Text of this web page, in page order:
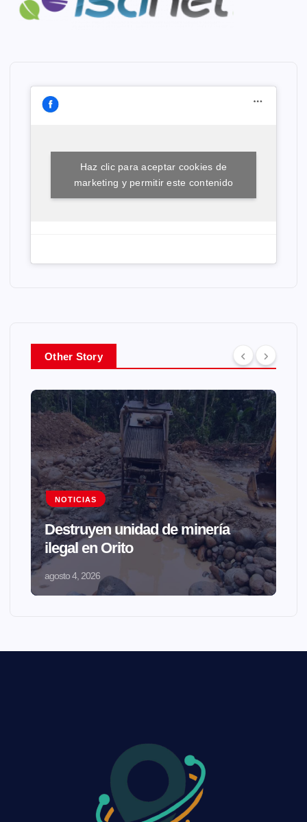
Haz clic para aceptar cookies de
marketing y permitir este contenido
Other Story
NOTICIAS
Destruyen unidad de minería
ilegal en Orito
agosto 4, 2026